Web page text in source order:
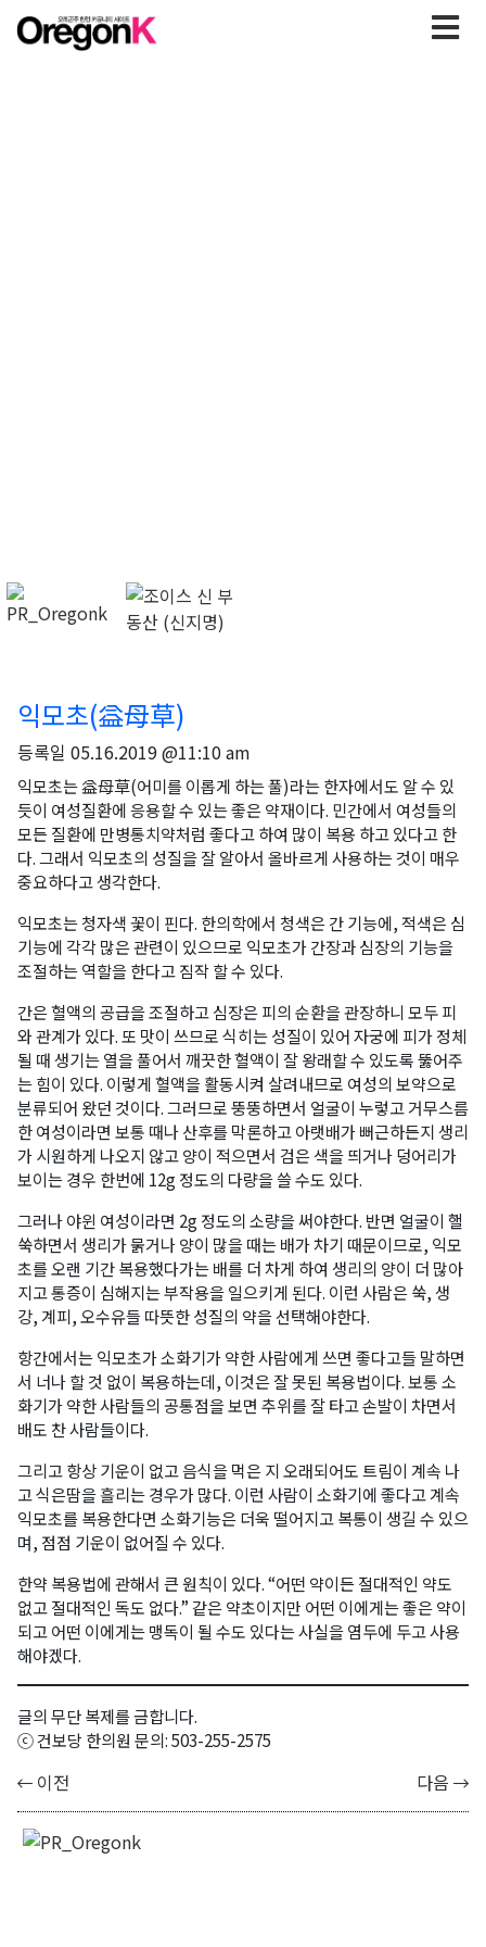
익모초(益母草)
등록일 05.16.2019 @11:10 am
익모초는 益母草(어미를 이롭게 하는 풀)라는 한자에서도 알 수 있
듯이 여성질환에 응용할 수 있는 좋은 약재이다. 민간에서 여성들의
모든 질환에 만병통치약처럼 좋다고 하여 많이 복용 하고 있다고 한
다. 그래서 익모초의 성질을 잘 알아서 올바르게 사용하는 것이 매우
중요하다고 생각한다.
익모초는 청자색 꽃이 핀다. 한의학에서 청색은 간 기능에, 적색은 심
기능에 각각 많은 관련이 있으므로 익모초가 간장과 심장의 기능을
조절하는 역할을 한다고 짐작 할 수 있다.
간은 혈액의 공급을 조절하고 심장은 피의 순환을 관장하니 모두 피
와 관계가 있다. 또 맛이 쓰므로 식히는 성질이 있어 자궁에 피가 정체
될 때 생기는 열을 풀어서 깨끗한 혈액이 잘 왕래할 수 있도록 뚫어주
는 힘이 있다. 이렇게 혈액을 활동시켜 살려내므로 여성의 보약으로
분류되어 왔던 것이다. 그러므로 뚱뚱하면서 얼굴이 누렇고 거무스름
한 여성이라면 보통 때나 산후를 막론하고 아랫배가 뻐근하든지 생리
가 시원하게 나오지 않고 양이 적으면서 검은 색을 띄거나 덩어리가
보이는 경우 한번에 12g 정도의 다량을 쓸 수도 있다.
그러나 야윈 여성이라면 2g 정도의 소량을 써야한다. 반면 얼굴이 핼
쑥하면서 생리가 묽거나 양이 많을 때는 배가 차기 때문이므로, 익모
초를 오랜 기간 복용했다가는 배를 더 차게 하여 생리의 양이 더 많아
지고 통증이 심해지는 부작용을 일으키게 된다. 이런 사람은 쑥, 생
강, 계피, 오수유들 따뜻한 성질의 약을 선택해야한다.
항간에서는 익모초가 소화기가 약한 사람에게 쓰면 좋다고들 말하면
서 너나 할 것 없이 복용하는데, 이것은 잘 못된 복용법이다. 보통 소
화기가 약한 사람들의 공통점을 보면 추위를 잘 타고 손발이 차면서
배도 찬 사람들이다.
그리고 항상 기운이 없고 음식을 먹은 지 오래되어도 트림이 계속 나
고 식은땀을 흘리는 경우가 많다. 이런 사람이 소화기에 좋다고 계속
익모초를 복용한다면 소화기능은 더욱 떨어지고 복통이 생길 수 있으
며, 점점 기운이 없어질 수 있다.
한약 복용법에 관해서 큰 원칙이 있다. “어떤 약이든 절대적인 약도
없고 절대적인 독도 없다.” 같은 약초이지만 어떤 이에게는 좋은 약이
되고 어떤 이에게는 맹독이 될 수도 있다는 사실을 염두에 두고 사용
해야겠다.
글의 무단 복제를 금합니다.
ⓒ 건보당 한의원 문의: 503-255-2575
이전 다음